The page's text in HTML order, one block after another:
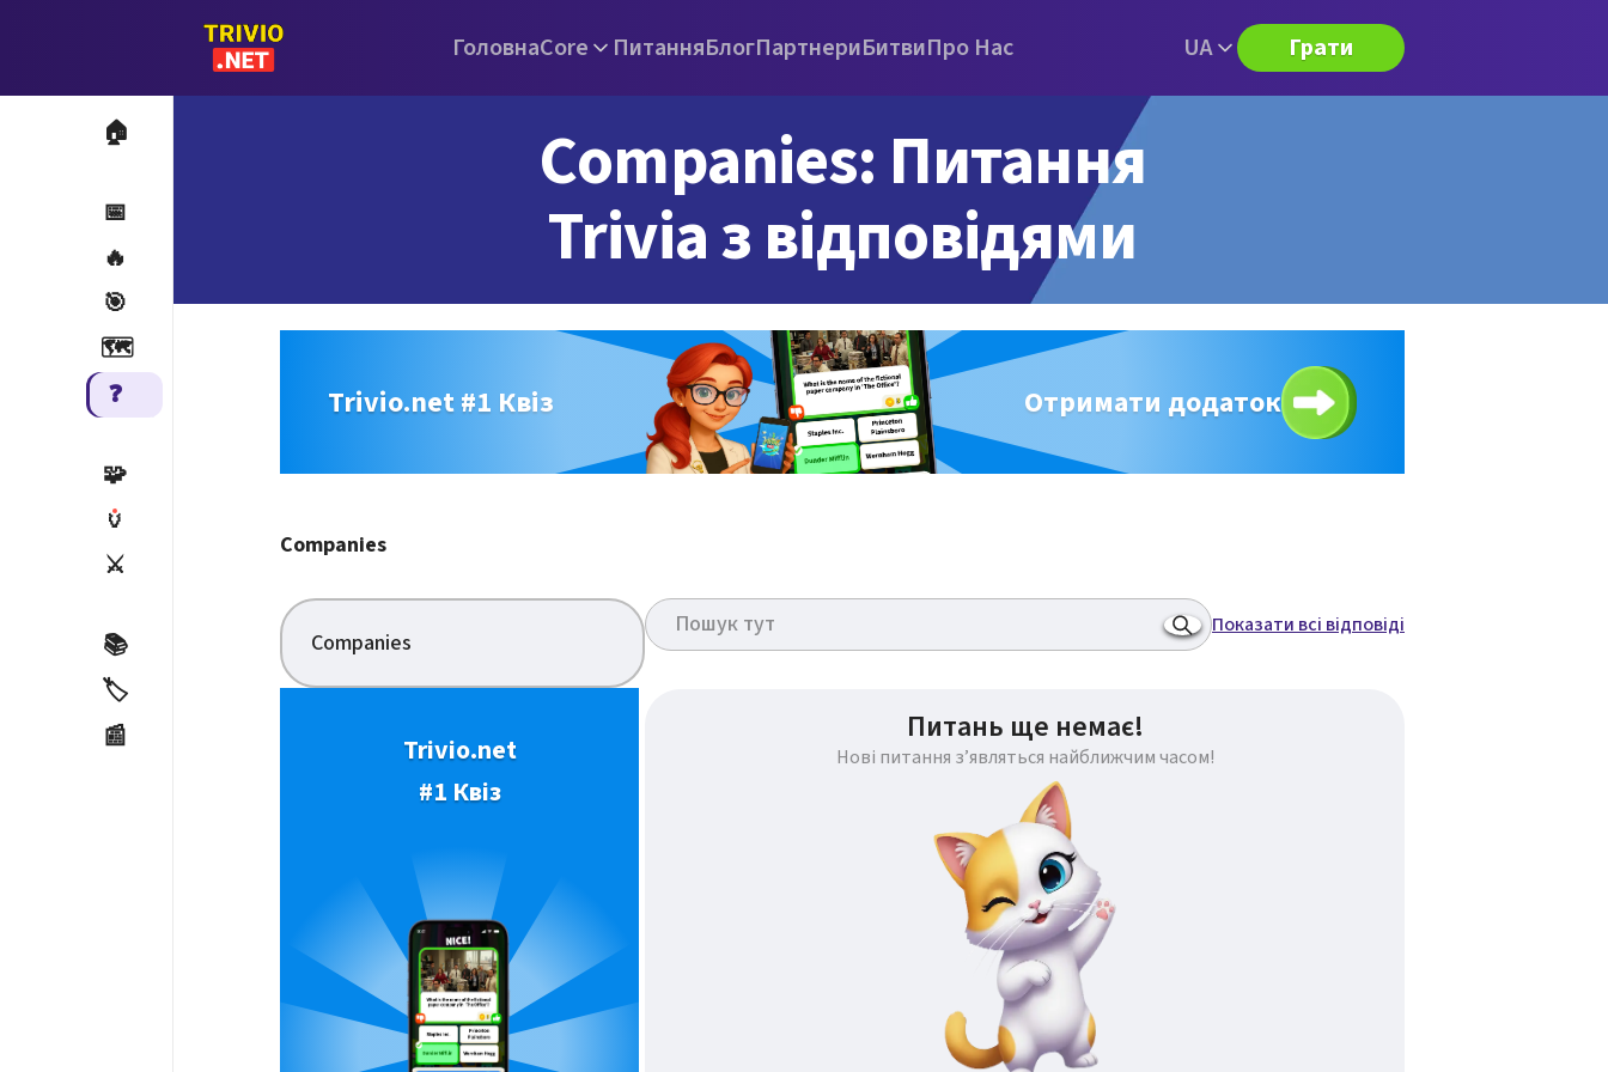
ГоловнаCore ПитанняБлогПартнериБитвиПро Нас UA Грати
🏠
📅
🔥
🎯
🗺️
❓
🧩
🏺
⚔️
📚
🏷️
📰
Companies: Питання
Trivia з відповідями
Trivio.net #1 Квіз Отримати додаток
Companies
Companies
Trivio.net
#1 Квіз
Показати всі відповіді
Питань ще немає!
Нові питання з’являться найближчим часом!